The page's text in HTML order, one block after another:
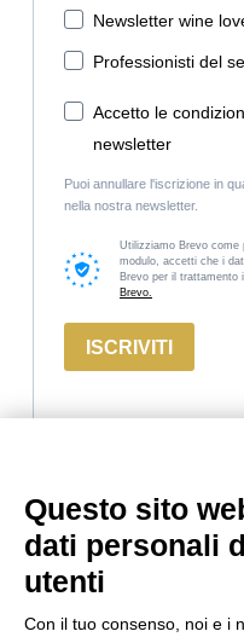
Newsletter wine
Professionisti del
Accetto le
newsletter
Puoi annullare l'iscrizione in
nella nostra newsletter.
Utilizziamo Brevo come
modulo, accetti che i
Brevo per il trattamento
Brevo.
ISCRIVITI
Marco
Felluga
Via Gorizia, 121
Questo sito
dati personali
utenti
Con il tuo consenso, noi e i